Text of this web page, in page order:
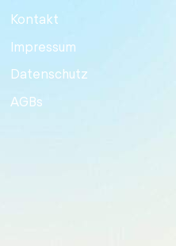
Kontakt
Impressum
Datenschutz
AGBs